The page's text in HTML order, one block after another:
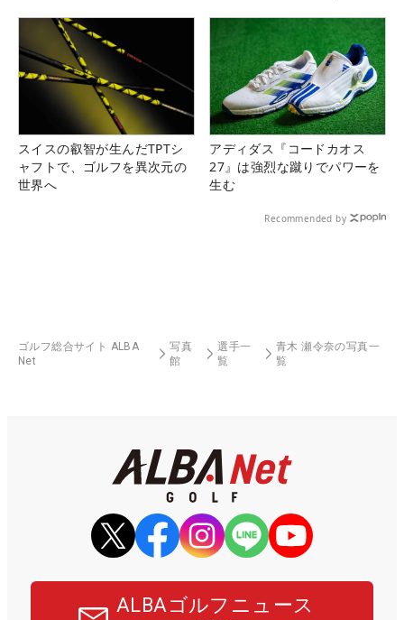
スイスの叡智が生んだTPTシ
ャフトで、ゴルフを異次元の
世界へ
アディダス『コードカオス
27』は強烈な蹴りでパワーを
生む
Recommended by
ゴルフ総合サイト ALBA
Net
写真
館
選手一
覧
青木 瀬令奈の写真一
覧
ALBAゴルフニュース